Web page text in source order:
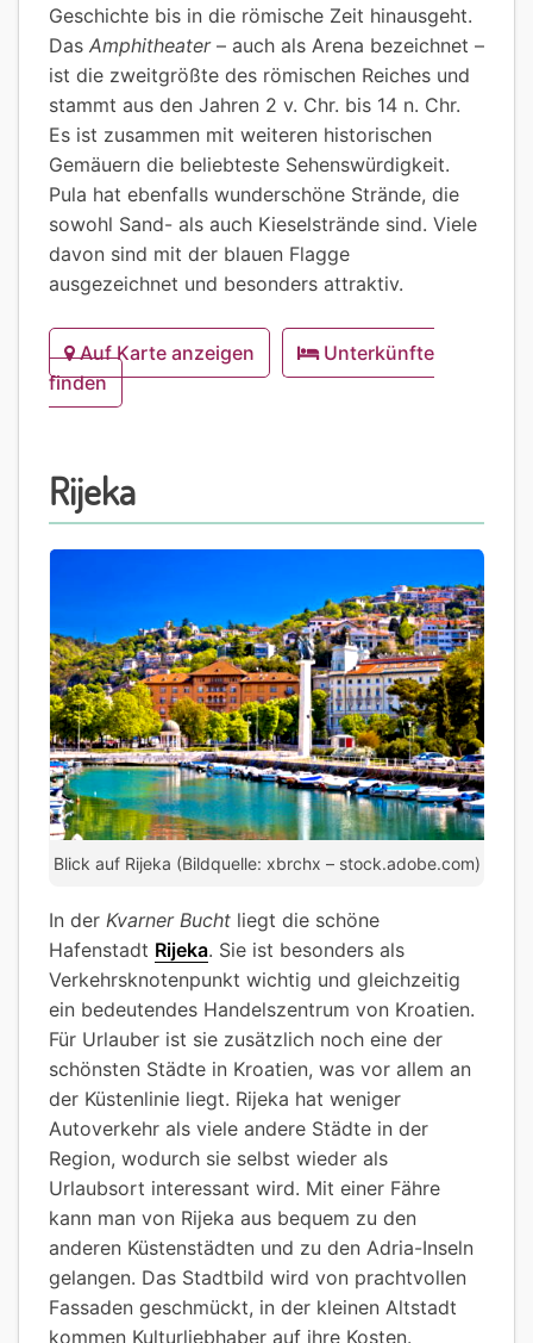
Geschichte bis in die römische Zeit hinausgeht.
Das Amphitheater– auch als Arena bezeichnet –
ist die zweitgrößte des römischen Reiches und
stammt aus den Jahren 2 v. Chr. bis 14 n. Chr.
Es ist zusammen mit weiteren historischen
Gemäuern die beliebteste Sehenswürdigkeit.
Pula hat ebenfalls wunderschöne Strände, die
sowohl Sand- als auch Kieselstrände sind. Viele
davon sind mit der blauen Flagge
ausgezeichnet und besonders attraktiv.
Auf Karte anzeigen
Unterkünfte
finden
Rijeka
Blick auf Rijeka (Bildquelle: xbrchx – stock.adobe.com)
In der Kvarner Bucht liegt die schöne
Hafenstadt Rijeka. Sie ist besonders als
Verkehrsknotenpunkt wichtig und gleichzeitig
ein bedeutendes Handelszentrum von Kroatien.
Für Urlauber ist sie zusätzlich noch eine der
schönsten Städte in Kroatien, was vor allem an
der Küstenlinie liegt. Rijeka hat weniger
Autoverkehr als viele andere Städte in der
Region, wodurch sie selbst wieder als
Urlaubsort interessant wird. Mit einer Fähre
kann man von Rijeka aus bequem zu den
anderen Küstenstädten und zu den Adria-Inseln
gelangen. Das Stadtbild wird von prachtvollen
Fassaden geschmückt, in der kleinen Altstadt
kommen Kulturliebhaber auf ihre Kosten.